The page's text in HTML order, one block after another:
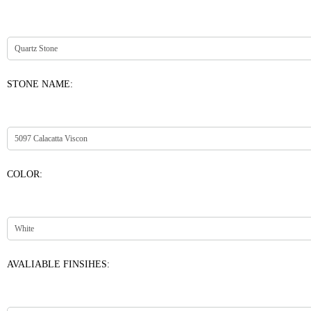
STONE NAME:
COLOR:
AVALIABLE FINSIHES: